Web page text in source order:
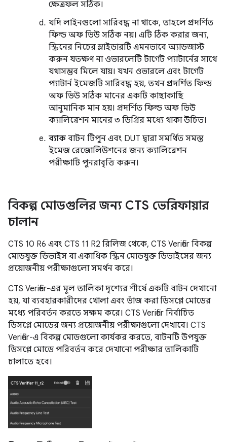
ক্ষেত্রফল সঠিক।
যদি লাইনগুলো সারিবদ্ধ না থাকে, তাহলে প্রদর্শিত
ফিল্ড অফ ভিউ সঠিক নয়। এটি ঠিক করার জন্য,
স্ক্রিনের নিচের স্লাইডারটি এমনভাবে অ্যাডজাস্ট
করুন যতক্ষণ না ওভারলেটি টার্গেট প্যাটার্নের সাথে
যথাসম্ভব মিলে যায়। যখন ওভারলে এবং টার্গেট
প্যাটার্ন ইমেজটি সারিবদ্ধ হয়, তখন প্রদর্শিত ফিল্ড
অফ ভিউ সঠিক মানের একটি কাছাকাছি
আনুমানিক মান হয়। প্রদর্শিত ফিল্ড অফ ভিউ
ক্যালিব্রেশন মানের ৩ ডিগ্রির মধ্যে থাকা উচিত।
ব্যাক বাটন টিপুন এবং DUT দ্বারা সমর্থিত সমস্ত
ইমেজ রেজোলিউশনের জন্য ক্যালিব্রেশন
পরীক্ষাটি পুনরাবৃত্তি করুন।
বিকল্প মোডগুলির জন্য CTS ভেরিফায়ার
চালান
CTS 10 R6 এবং CTS 11 R2 রিলিজ থেকে, CTS Verifier বিকল্প
মোডযুক্ত ডিভাইস বা একাধিক স্ক্রিন মোডযুক্ত ডিভাইসের জন্য
প্রয়োজনীয় পরীক্ষাগুলো সমর্থন করে।
CTS Verifier-এর মূল তালিকা দৃশ্যের শীর্ষে একটি বাটন দেখানো
হয়, যা ব্যবহারকারীদের খোলা এবং ভাঁজ করা ডিসপ্লে মোডের
মধ্যে পরিবর্তন করতে সক্ষম করে। CTS Verifier নির্বাচিত
ডিসপ্লে মোডের জন্য প্রয়োজনীয় পরীক্ষাগুলো দেখাবে। CTS
Verifier-এ বিকল্প মোডগুলো কার্যকর করতে, বাটনটি উপযুক্ত
ডিসপ্লে মোডে পরিবর্তন করে দেখানো পরীক্ষার তালিকাটি
চালাতে হবে।